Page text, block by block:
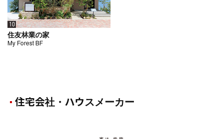
10
住友林業の家
My Forest BF
住宅会社・ハウスメーカー